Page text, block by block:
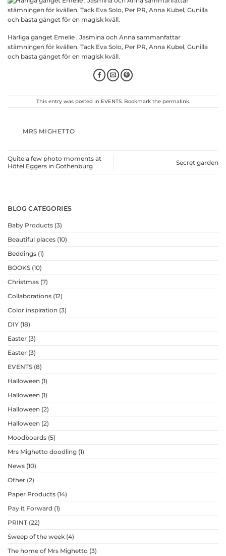
Härliga gänget Emelie , Jasmina och Anna sammanfattar
stämningen för kvällen. Tack Eva Solo, Per PR, Anna Kubel, Gunilla
och bästa gänget för en magisk kväll.
This entry was posted in EVENTS. Bookmark the permalink.
MRS MIGHETTO
Quite a few photo moments at
Hôtel Eggers in Gothenburg
Secret garden
BLOG CATEGORIES
Baby Products (3)
Beautiful places (10)
Beddings (1)
BOOKS (10)
Christmas (7)
Collaborations (12)
Color inspiration (3)
DIY (18)
Easter (3)
Easter (3)
EVENTS (8)
Halloween (1)
Halloween (1)
Halloween (2)
Halloween (2)
Moodboards (5)
Mrs Mighetto doodling (1)
News (10)
Other (2)
Paper Products (14)
Pay it Forward (1)
PRINT (22)
Sweep of the week (4)
The home of Mrs Mighetto (3)